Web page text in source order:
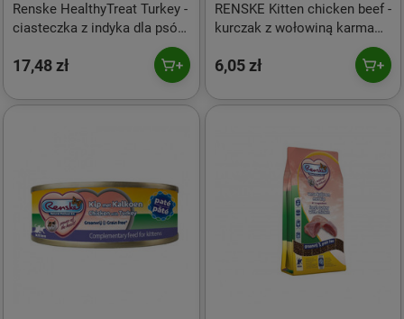
Renske HealthyTreat Turkey -
ciasteczka z indyka dla psów
17,48 zł
RENSKE Kitten chicken beef -
kurczak z wołowiną karma
6,05 zł